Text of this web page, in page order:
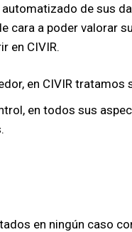
de sus
cara a poder valorar
en CIVIR.
en CIVIR
en todos sus
en ningún caso